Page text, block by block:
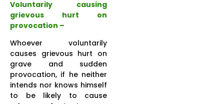
Voluntarily causing
grievous hurt on
provocation –
Whoever voluntarily
causes grievous hurt on
grave and sudden
provocation, if he neither
intends nor knows himself
to be likely to cause